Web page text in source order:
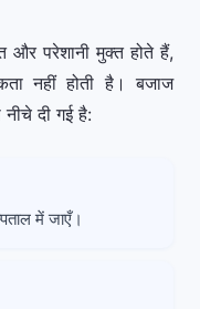
और परेशानी मुक्त होते हैं,
नहीं होती है। बजाज
दी गई है:
में जाएँ।